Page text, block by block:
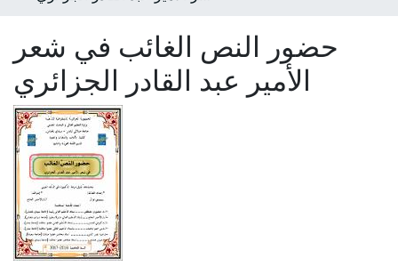
Statistics
حضور النص الغائب في شعر
الأمير عبد القادر الجزائري